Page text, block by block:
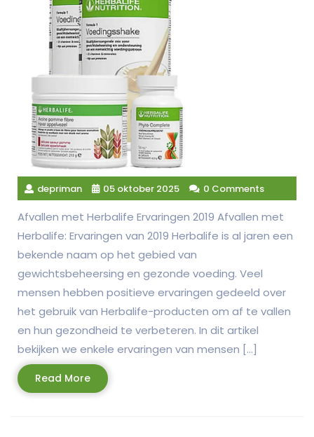
depriman 05 oktober 2025 0 Comments
Afvallen met Herbalife Ervaringen 2019 Afvallen met
Herbalife: Ervaringen van 2019 Herbalife is al jaren een
bekende naam op het gebied van
gewichtsbeheersing en gezonde voeding. Veel
mensen hebben positieve ervaringen gedeeld over
het gebruik van Herbalife-producten om af te vallen
en hun gezondheid te verbeteren. In dit artikel
bekijken we enkele ervaringen van mensen […]
Read MoreRead
More